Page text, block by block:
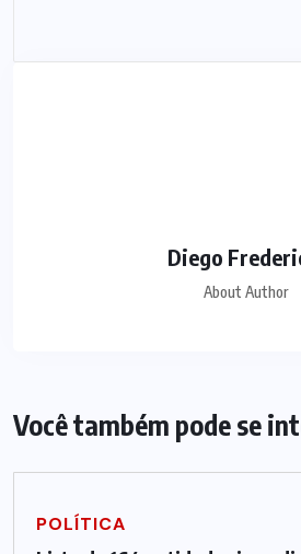
Diego
About Author
Você também pode se
POLÍTICA